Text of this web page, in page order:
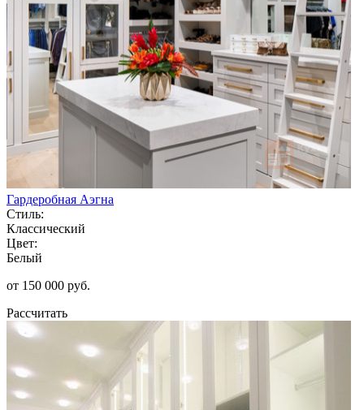
Гардеробная Аэгна
Стиль:
Классический
Цвет:
Белый
от 150 000 руб.
Рассчитать